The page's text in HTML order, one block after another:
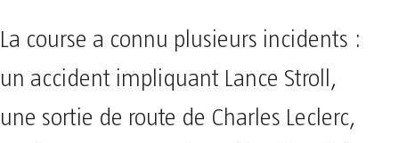
La course a connu plusieurs incidents :
un accident impliquant Lance Stroll,
une sortie de route de Charles Leclerc,